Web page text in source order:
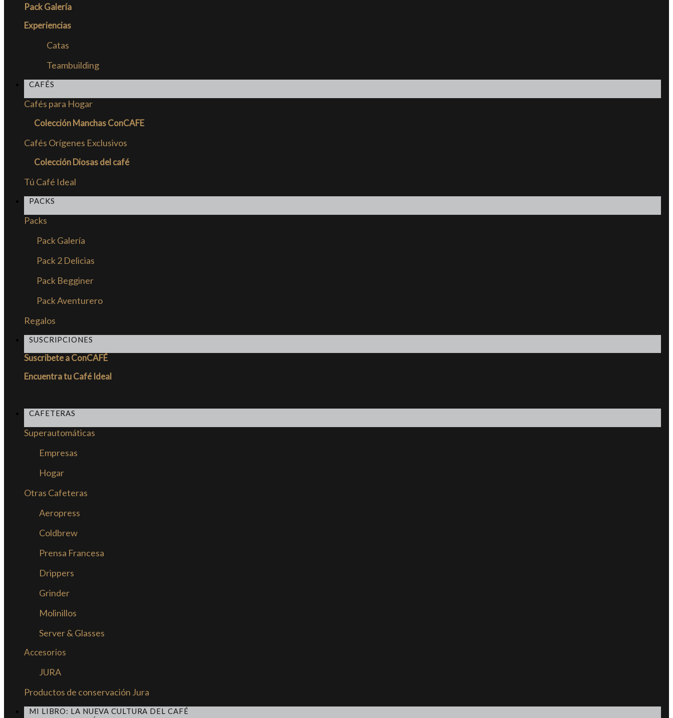
Pack Galería
Experiencias
Catas
Teambuilding
CAFÉS
Cafés para Hogar
Colección Manchas ConCAFE
Cafés Orígenes Exclusivos
Colección Diosas del café
Tú Café Ideal
PACKS
Packs
Pack Galería
Pack 2 Delicias
Pack Begginer
Pack Aventurero
Regalos
SUSCRIPCIONES
Suscribete a ConCAFÉ
Encuentra tu Café Ideal
CAFETERAS
Superautomáticas
Empresas
Hogar
Otras Cafeteras
Aeropress
Coldbrew
Prensa Francesa
Drippers
Grinder
Molinillos
Server & Glasses
Accesorios
JURA
Productos de conservación Jura
MI LIBRO: LA NUEVA CULTURA DEL CAFÉ